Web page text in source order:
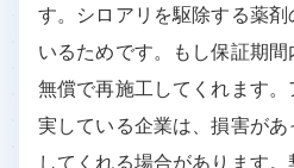
す。シロアリを駆除する薬
いるためです。もし保証期間
無償で再施工してくれます
実している企業は、損害が
してくれる場合があります。